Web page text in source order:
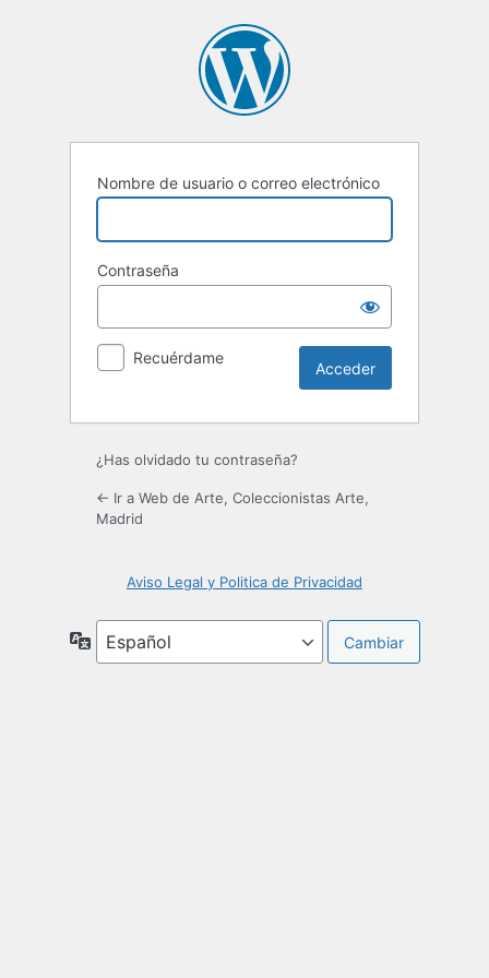
Nombre de usuario o correo electrónico
Contraseña
Recuérdame
¿Has olvidado tu contraseña?
← Ir a Web de Arte, Coleccionistas Arte,
Madrid
Aviso Legal y Politica de Privacidad
Idioma